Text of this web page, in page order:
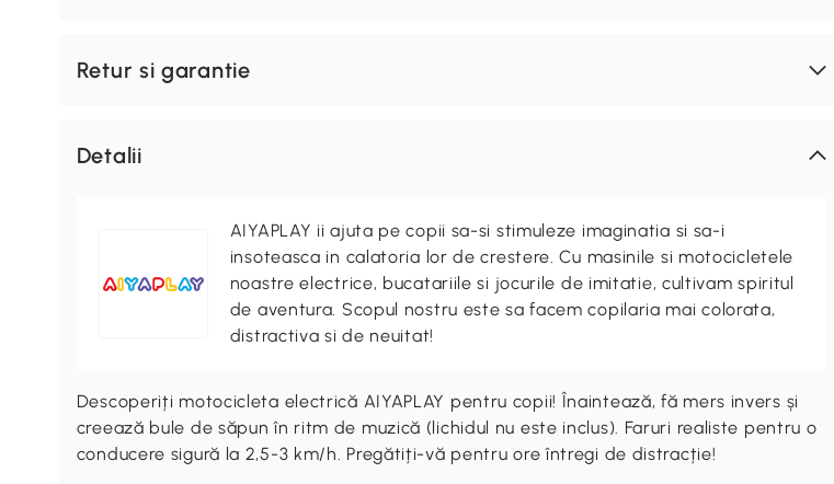
Retur si garantie
Detalii
AIYAPLAY ii ajuta pe copii sa-si stimuleze imaginatia si sa-i
insoteasca in calatoria lor de crestere. Cu masinile si motocicletele
noastre electrice, bucatariile si jocurile de imitatie, cultivam spiritul
de aventura. Scopul nostru este sa facem copilaria mai colorata,
distractiva si de neuitat!
Descoperiți motocicleta electrică AIYAPLAY pentru copii! Înaintează, fă mers invers și
creează bule de săpun în ritm de muzică (lichidul nu este inclus). Faruri realiste pentru o
conducere sigură la 2,5-3 km/h. Pregătiți-vă pentru ore întregi de distracție!